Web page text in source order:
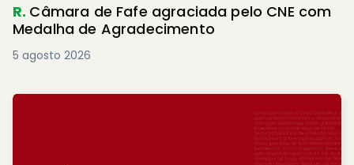
R. Câmara de Fafe agraciada pelo CNE com
Medalha de Agradecimento
5 agosto 2026